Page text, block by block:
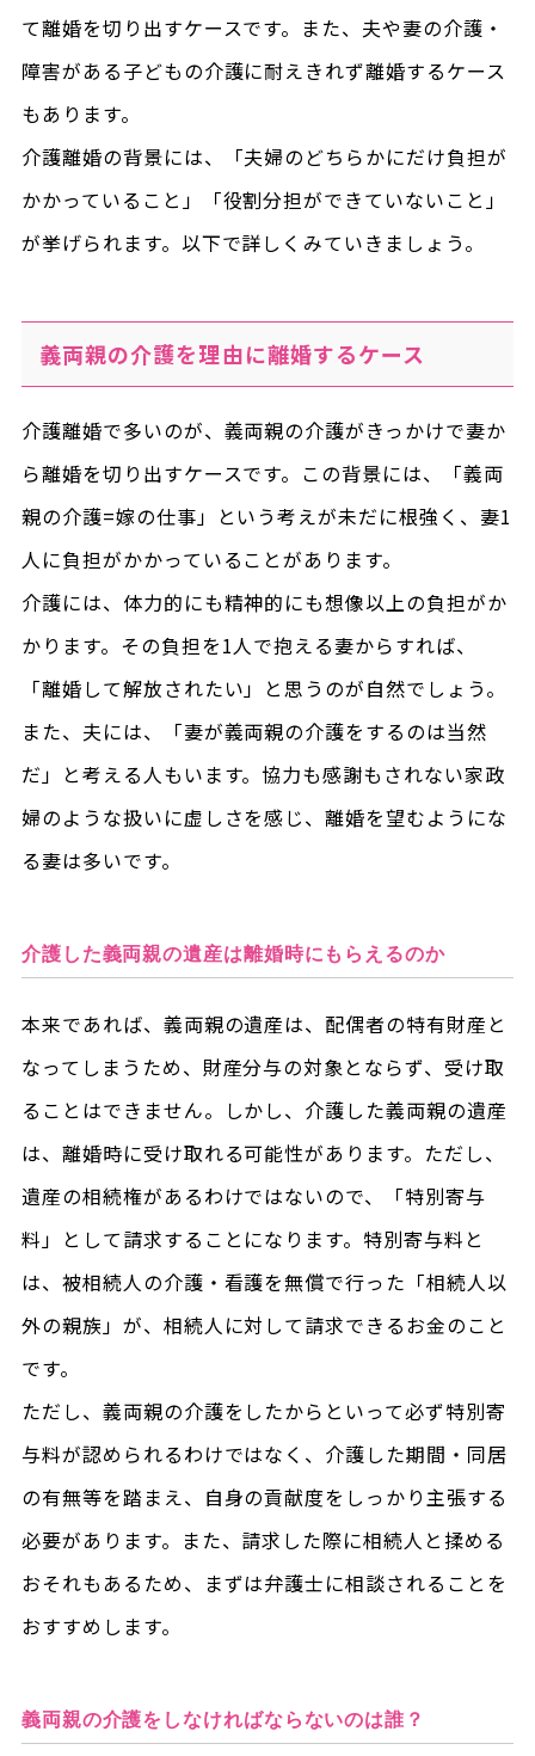
て離婚を切り出すケースです。また、夫や妻の介護・
障害がある子どもの介護に耐えきれず離婚するケース
もあります。
介護離婚の背景には、「夫婦のどちらかにだけ負担が
かかっていること」「役割分担ができていないこと」
が挙げられます。以下で詳しくみていきましょう。
義両親の介護を理由に離婚するケース
介護離婚で多いのが、義両親の介護がきっかけで妻か
ら離婚を切り出すケースです。この背景には、「義両
親の介護=嫁の仕事」という考えが未だに根強く、妻1
人に負担がかかっていることがあります。
介護には、体力的にも精神的にも想像以上の負担がか
かります。その負担を1人で抱える妻からすれば、
「離婚して解放されたい」と思うのが自然でしょう。
また、夫には、「妻が義両親の介護をするのは当然
だ」と考える人もいます。協力も感謝もされない家政
婦のような扱いに虚しさを感じ、離婚を望むようにな
る妻は多いです。
介護した義両親の遺産は離婚時にもらえるのか
本来であれば、義両親の遺産は、配偶者の特有財産と
なってしまうため、財産分与の対象とならず、受け取
ることはできません。しかし、介護した義両親の遺産
は、離婚時に受け取れる可能性があります。ただし、
遺産の相続権があるわけではないので、「特別寄与
料」として請求することになります。特別寄与料と
は、被相続人の介護・看護を無償で行った「相続人以
外の親族」が、相続人に対して請求できるお金のこと
です。
ただし、義両親の介護をしたからといって必ず特別寄
与料が認められるわけではなく、介護した期間・同居
の有無等を踏まえ、自身の貢献度をしっかり主張する
必要があります。また、請求した際に相続人と揉める
おそれもあるため、まずは弁護士に相談されることを
おすすめします。
義両親の介護をしなければならないのは誰？